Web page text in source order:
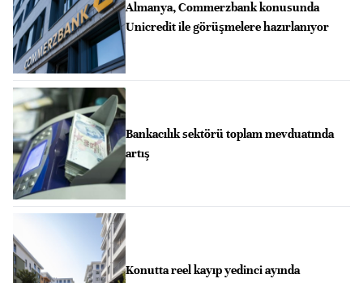
Almanya, Commerzbank konusunda
Unicredit ile görüşmelere hazırlanıyor
Bankacılık sektörü toplam mevduatında
artış
Konutta reel kayıp yedinci ayında